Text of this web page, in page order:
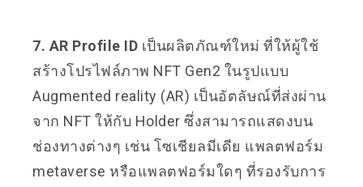
7. AR Profile ID เป็นผลิตภัณฑ์ใหม่ ที่ให้ผู้ใช้
สร้างโปรไฟล์ภาพ NFT Gen2 ในรูปแบบ
Augmented reality (AR) เป็นอัตลัษณ์ที่ส่งผ่าน
จาก NFT ให้กับ Holder ซึ่งสามารถแสดงบน
ช่องทางต่างๆ เช่น โซเชียลมีเดีย แพลตฟอร์ม
metaverse หรือแพลตฟอร์มใดๆ ที่รองรับการ